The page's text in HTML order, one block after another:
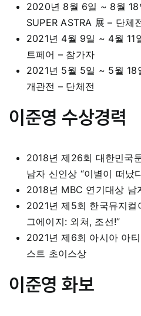
2020년 8월 6일 ~ 8월 18
SUPER ASTRA 展 – 단체
2021년 4월 9일 ~ 4월 11
트페어 – 참가자
2021년 5월 5일 ~ 5월 18
개관전 – 단체전
이준영 수상경력
2018년 제26회 대한민국
남자 신인상 “이별이 떠났
2018년 MBC 연기대상 남
2021년 제5회 한국뮤지컬
그에이지: 외쳐, 조선!”
2021년 제6회 아시아 아
스트 초이스상
이준영 화보